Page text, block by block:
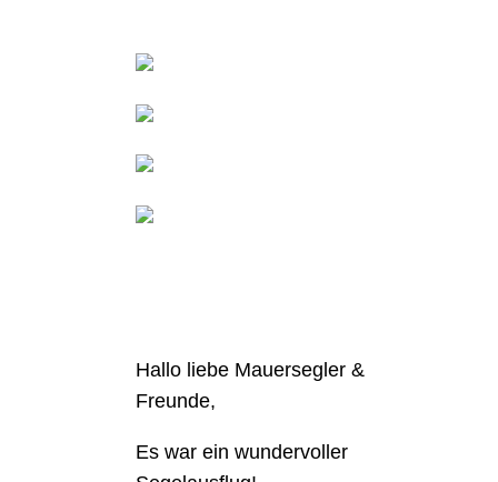
Hallo liebe Mauersegler &
Freunde,
Es war ein wundervoller